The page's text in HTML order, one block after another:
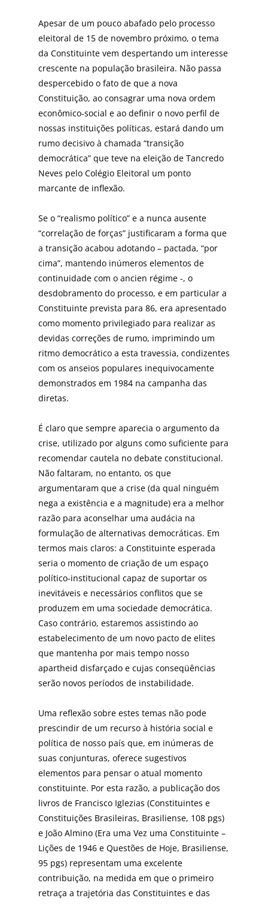
Apesar de um pouco abafado pelo processo
eleitoral de 15 de novembro próximo, o tema
da Constituinte vem despertando um interesse
crescente na população brasileira. Não passa
despercebido o fato de que a nova
Constituição, ao consagrar uma nova ordem
econômico-social e ao definir o novo perfil de
nossas instituições políticas, estará dando um
rumo decisivo à chamada “transição
democrática” que teve na eleição de Tancredo
Neves pelo Colégio Eleitoral um ponto
marcante de inflexão.
Se o “realismo político” e a nunca ausente
“correlação de forças” justificaram a forma que
a transição acabou adotando – pactada, “por
cima”, mantendo inúmeros elementos de
continuidade com o ancien régime -, o
desdobramento do processo, e em particular a
Constituinte prevista para 86, era apresentado
como momento privilegiado para realizar as
devidas correções de rumo, imprimindo um
ritmo democrático a esta travessia, condizentes
com os anseios populares inequivocamente
demonstrados em 1984 na campanha das
diretas.
É claro que sempre aparecia o argumento da
crise, utilizado por alguns como suficiente para
recomendar cautela no debate constitucional.
Não faltaram, no entanto, os que
argumentaram que a crise (da qual ninguém
nega a existência e a magnitude) era a melhor
razão para aconselhar uma audácia na
formulação de alternativas democráticas. Em
termos mais claros: a Constituinte esperada
seria o momento de criação de um espaço
político-institucional capaz de suportar os
inevitáveis e necessários conflitos que se
produzem em uma sociedade democrática.
Caso contrário, estaremos assistindo ao
estabelecimento de um novo pacto de elites
que mantenha por mais tempo nosso
apartheid disfarçado e cujas conseqüências
serão novos períodos de instabilidade.
Uma reflexão sobre estes temas não pode
prescindir de um recurso à história social e
política de nosso país que, em inúmeras de
suas conjunturas, oferece sugestivos
elementos para pensar o atual momento
constituinte. Por esta razão, a publicação dos
livros de Francisco Iglezias (Constituintes e
Constituições Brasileiras, Brasiliense, 108 pgs)
e João Almino (Era uma Vez uma Constituinte –
Lições de 1946 e Questões de Hoje, Brasiliense,
95 pgs) representam uma excelente
contribuição, na medida em que o primeiro
retraça a trajetória das Constituintes e das